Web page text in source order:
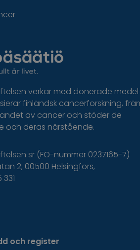
verkar med donerade medel
finländsk cancerforskning,
av cancer och stöder de
och deras närstående.
sr (FO-nummer 0237165-7)
2, 00500 Helsingfors,
331
och register